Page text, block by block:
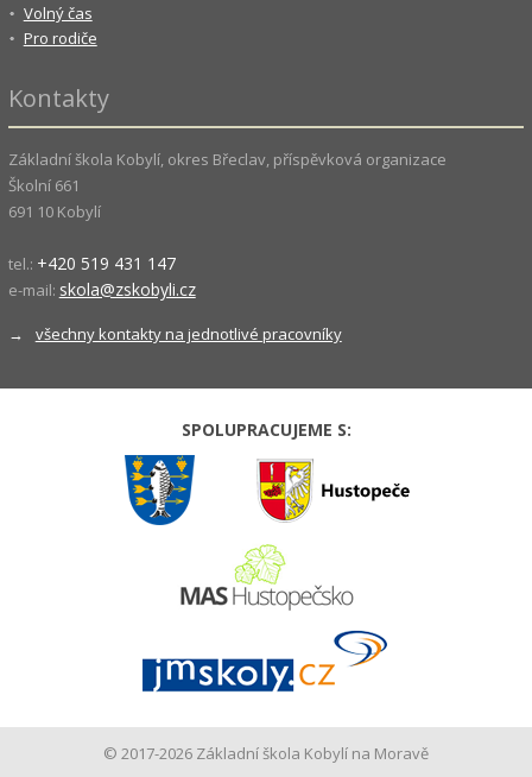
Volný čas
Pro rodiče
Kontakty
Základní škola Kobylí, okres Břeclav, příspěvková organizace
Školní 661
691 10 Kobylí
tel.: +420 519 431 147
e-mail: skola@zskobyli.cz
→ všechny kontakty na jednotlivé pracovníky
SPOLUPRACUJEME S:
© 2017-2026 Základní škola Kobylí na Moravě